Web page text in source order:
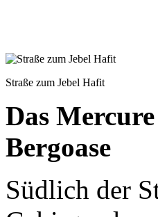
Straße zum Jebel Hafit
Das
Bergoase
Südlich der